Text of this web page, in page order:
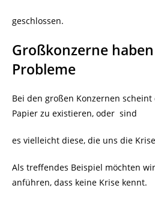
geschlossen.
Großkonzerne
Probleme
Bei den großen Konzernen
Papier zu existieren, oder sind
es vielleicht diese, die uns die
Als treffendes Beispiel möchten
anführen, dass keine Krise kennt.